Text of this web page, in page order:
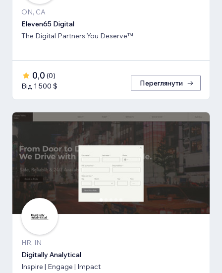
ON, CA
Eleven65 Digital
The Digital Partners You Deserve™
0,0 (0)
Від 1 500 $
Переглянути
HR, IN
Digitally Analytical
Inspire | Engage | Impact